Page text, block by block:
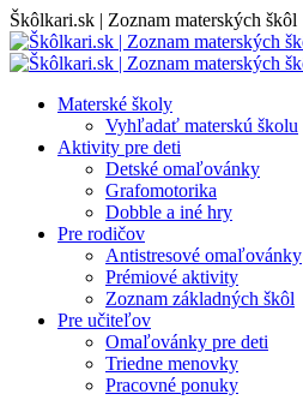
Skip
to
content
Škôlkari.sk | Zoznam materských škôl
Materské školy
Vyhľadať materskú školu
Aktivity pre deti
Detské omaľovánky
Grafomotorika
Dobble a iné hry
Pre rodičov
Antistresové omaľovánky
Prémiové aktivity
Zoznam základných škôl
Pre učiteľov
Omaľovánky pre deti
Triedne menovky
Pracovné ponuky